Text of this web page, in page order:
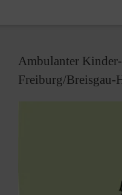
Ambulanter
Freiburg/Breisgau-